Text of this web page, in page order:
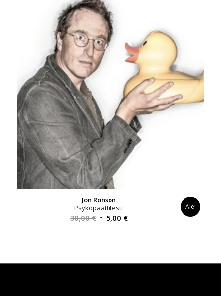
Jon Ronson
Psykopaattitesti
30,00€ Alkuperäinen
5,00 €Nykyinen
Ale!